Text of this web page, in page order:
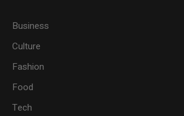
Business
Culture
Fashion
Food
Tech